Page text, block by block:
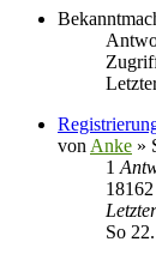
von Anke »
1
18162
So